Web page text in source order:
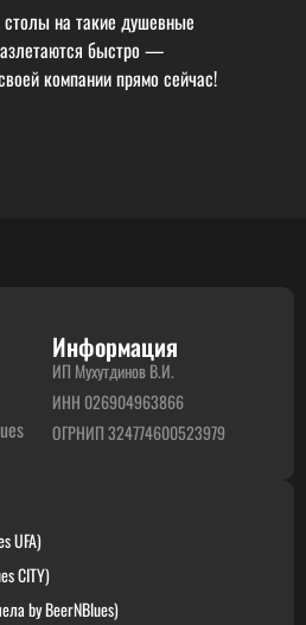
на такие душевные
быстро —
компании прямо сейчас!
Информация
ИП Мухутдинов В.И.
ИНН 026904963866
ОГРНИП 324774600523979
UFA)
CITY)
by BeerNBlues)